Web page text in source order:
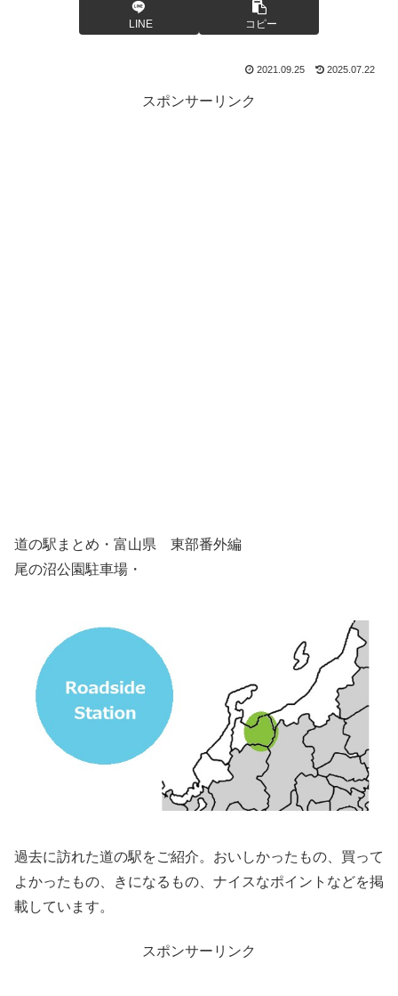
LINE コピー
2021.09.25 2025.07.22
スポンサーリンク
道の駅まとめ・富山県 東部番外編
尾の沼公園駐車場・
過去に訪れた道の駅をご紹介。おいしかったもの、買って
よかったもの、きになるもの、ナイスなポイントなどを掲
載しています。
スポンサーリンク